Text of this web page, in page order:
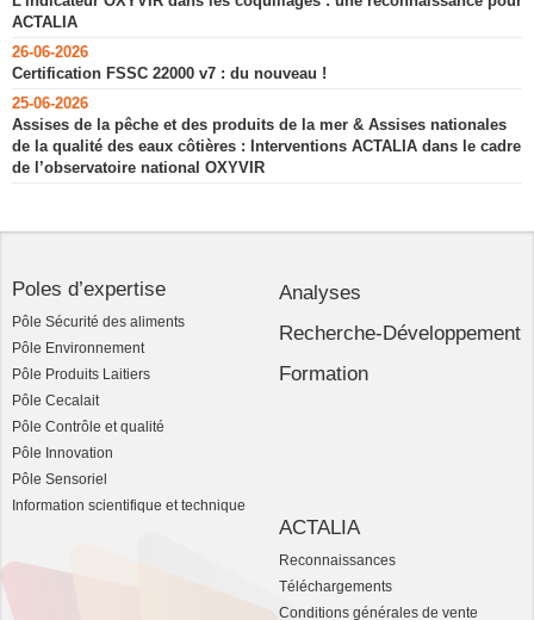
ACTALIA
26-06-2026
Certification FSSC 22000 v7 : du nouveau !
25-06-2026
Assises de la pêche et des produits de la mer & Assises nationales
de la qualité des eaux côtières : Interventions ACTALIA dans le cadre
de l’observatoire national OXYVIR
Poles d’expertise
Pôle Sécurité des aliments
Pôle Environnement
Pôle Produits Laitiers
Pôle Cecalait
Pôle Contrôle et qualité
Pôle Innovation
Pôle Sensoriel
Information scientifique et technique
Analyses
Recherche-Développement
Formation
ACTALIA
Reconnaissances
Téléchargements
Conditions générales de vente